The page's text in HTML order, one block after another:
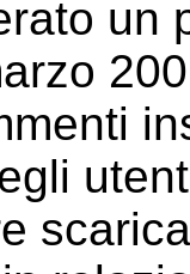
un